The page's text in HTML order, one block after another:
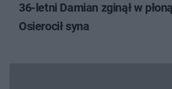
36-letni Damian zginął w
Osierocił syna